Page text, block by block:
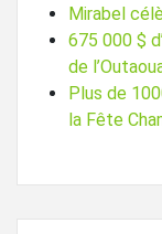
Mirabel
675 000 $
de
Plus de
la Fête